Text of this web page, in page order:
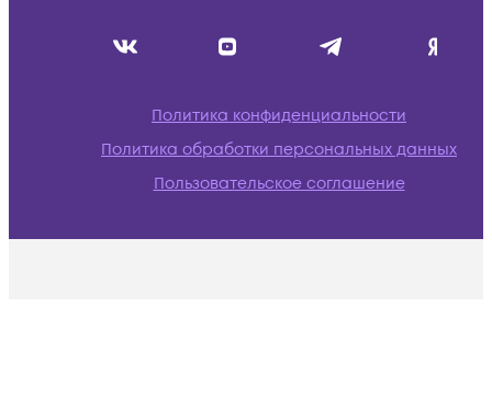
Политика конфиденциальности
Политика обработки персональных данных
Пользовательское соглашение